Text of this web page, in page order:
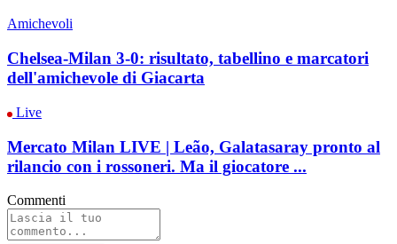
Amichevoli
Chelsea-Milan 3-0: risultato, tabellino e marcatori
dell'amichevole di Giacarta
Live
Mercato Milan LIVE | Leão, Galatasaray pronto al
rilancio con i rossoneri. Ma il giocatore ...
Commenti